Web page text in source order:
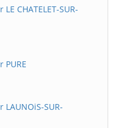
CHATELET-SUR-
SUR-